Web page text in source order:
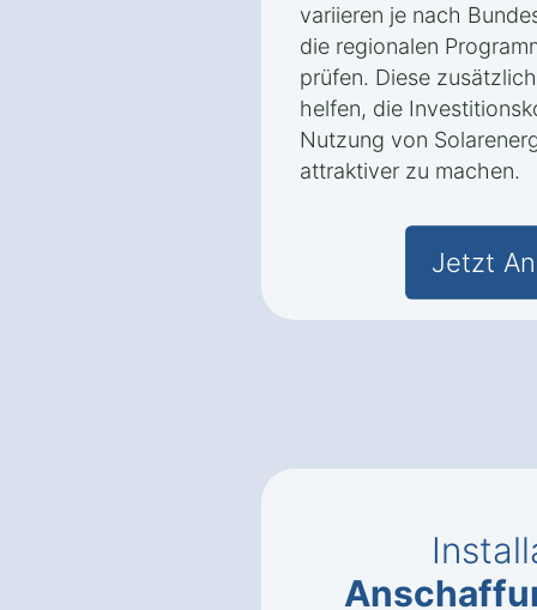
variieren je nach
die regionalen
prüfen. Diese
helfen, die
Nutzung von
attraktiver zu machen.
Jetzt